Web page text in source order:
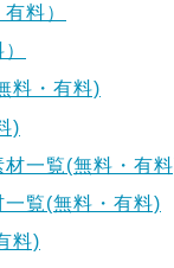
料）
料・有料)
)
一覧(無料・有
覧(無料・有料)
料)